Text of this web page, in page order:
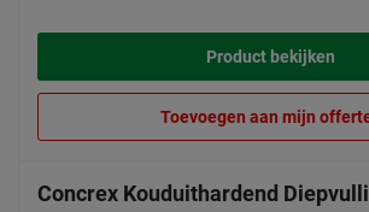
Product bekijken
Toevoegen aan mijn
Concrex Kouduithardend